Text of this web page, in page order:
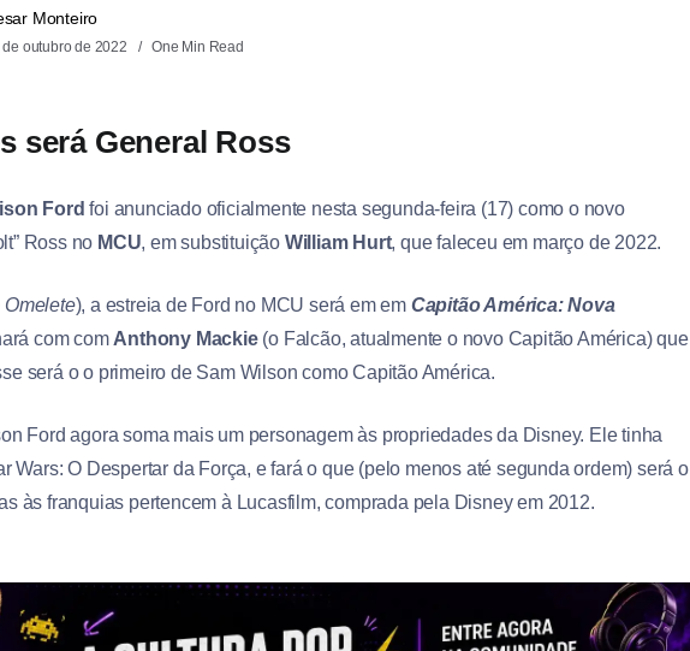
Monteiro
de outubro de 2022 One Min Read
será General Ross
Ford foi anunciado oficialmente nesta segunda-feira (17) como o novo
Ross no MCU, em substituição William Hurt, que faleceu em março de 2022.
Omelete), a estreia de Ford no MCU será em em Capitão América: Nova
com com Anthony Mackie(o Falcão, atualmente o novo Capitão América) que
será o o primeiro de Sam Wilson como Capitão América.
Ford agora soma mais um personagem às propriedades da Disney. Ele tinha
Wars: O Despertar da Força, e fará o que (pelo menos até segunda ordem) será o
às franquias pertencem à Lucasfilm, comprada pela Disney em 2012.